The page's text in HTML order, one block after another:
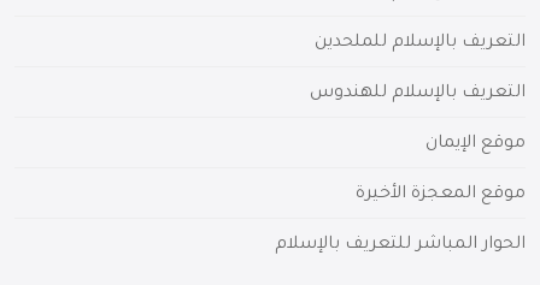
التعريف بالإسلام للملحدين
التعريف بالإسلام للهندوس
موقع الإيمان
موقع المعجزة الأخيرة
الحوار المباشر للتعريف بالإسلام